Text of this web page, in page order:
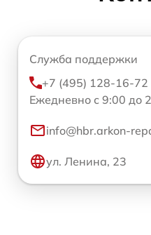
Служба поддержки
+7 (495) 128-16-72
Ежедневно с 9:00 до
info@hbr.arkon-
ул. Ленина, 23